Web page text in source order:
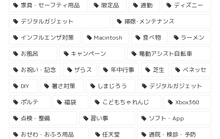
家具・セーフティ用品
限定品 通勤
ディズニー
デジタルガジェット
掃除･メンテナンス
インフルエンザ対策
Macintosh 食べ物
ラーメン
お風呂
キャンペーン
電動アシスト自転車
お祝い・記念
ザらス 年中行事 芝生
ベネッセ
DIY
暑さ対策 しまじろう
デジタルガジェット
ポルテ
福袋 こどもちゃれんじ
Xbox360
点検・整備
習い事
ソフト・App
おせわ・おふろ用品
任天堂
通院・検診・予防